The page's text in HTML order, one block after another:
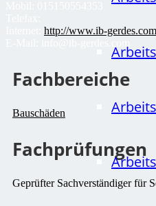
http://www.ib-gerdes.com
Fachbereiche
Bauschäden
Fachprüfungen
Geprüfter Sachverständiger für